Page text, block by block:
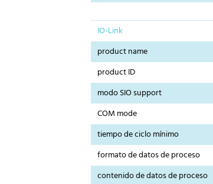
IO-Link
product name
product ID
modo SIO support
COM mode
tiempo de ciclo mínimo
formato de datos de proceso
contenido de datos de proceso